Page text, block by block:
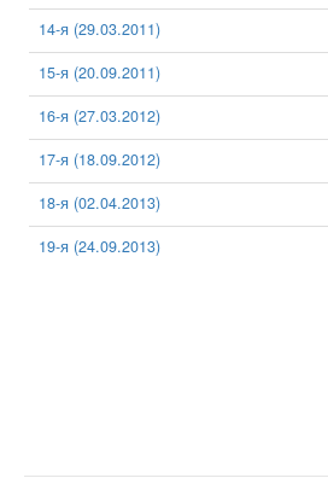
14-я (29.03.2011)
15-я (20.09.2011)
16-я (27.03.2012)
17-я (18.09.2012)
18-я (02.04.2013)
19-я (24.09.2013)